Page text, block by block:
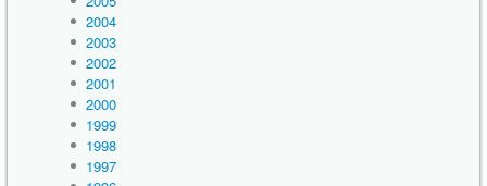
2004
2003
2002
2001
2000
1999
1998
1997